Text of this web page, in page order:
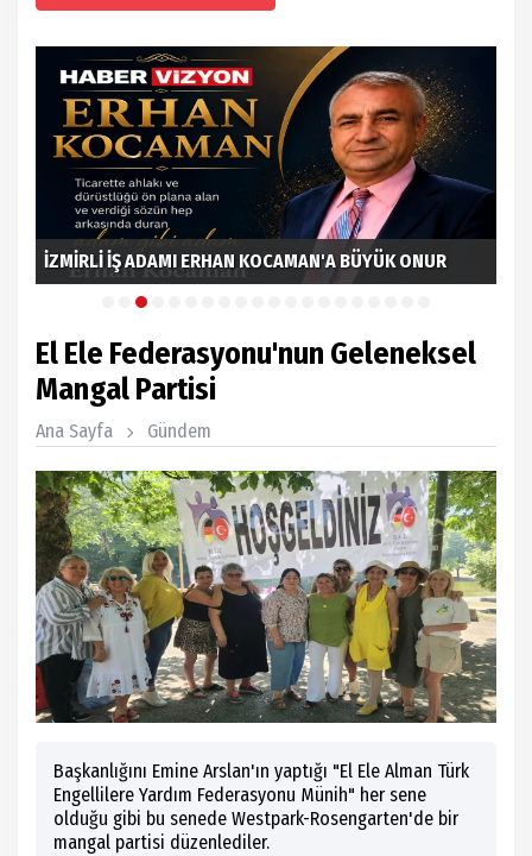
İZMİRLİ İŞ ADAMI ERHAN KOCAMAN'A BÜYÜK ONUR
El Ele Federasyonu'nun Geleneksel
Mangal Partisi
Ana Sayfa Gündem
Başkanlığını Emine Arslan'ın yaptığı "El Ele Alman Türk
Engellilere Yardım Federasyonu Münih" her sene
olduğu gibi bu senede Westpark-Rosengarten'de bir
mangal partisi düzenlediler.